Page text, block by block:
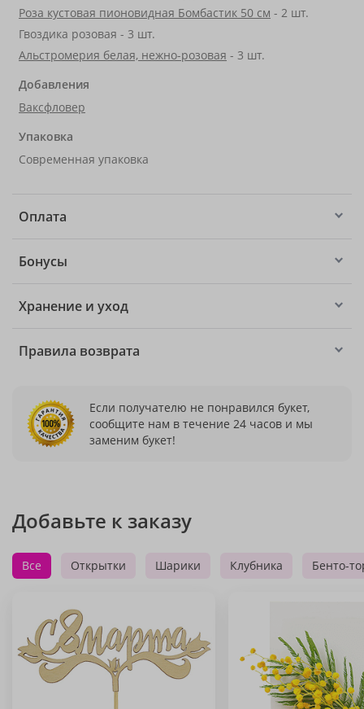
Роза кустовая пионовидная Бомбастик 50 см - 2 шт.
Гвоздика розовая - 3 шт.
Альстромерия белая, нежно-розовая - 3 шт.
Добавления
Ваксфловер
Упаковка
Современная упаковка
Оплата
Бонусы
Хранение и уход
Правила возврата
Если получателю не понравился букет,
сообщите нам в течение 24 часов и мы
заменим букет!
Добавьте к заказу
Все Открытки Шарики Клубника Бенто-